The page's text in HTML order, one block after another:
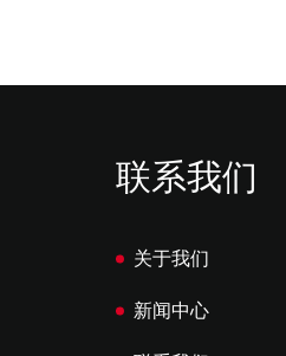
联系我们
关于我们
新闻中心